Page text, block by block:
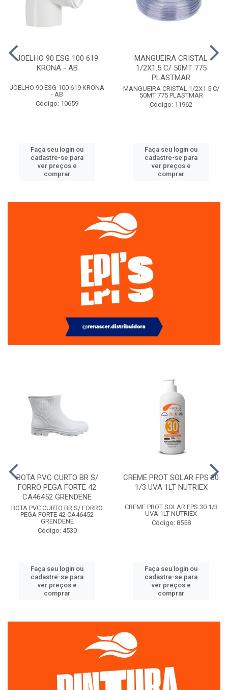
JOELHO 90 ESG 100 619
KRONA - AB
JOELHO 90 ESG 100 619 KRONA
- AB
Código: 10659
Faça seu login ou
cadastre-se para
ver preços e
comprar
MANGUEIRA CRISTAL
1/2X1.5 C/ 50MT 775
PLASTMAR
MANGUEIRA CRISTAL 1/2X1.5 C/
50MT 775 PLASTMAR
Código: 11962
Faça seu login ou
cadastre-se para
ver preços e
comprar
BOTA PVC CURTO BR S/
FORRO PEGA FORTE 42
CA46452 GRENDENE
BOTA PVC CURTO BR S/ FORRO
PEGA FORTE 42 CA46452
GRENDENE
Código: 4530
Faça seu login ou
cadastre-se para
ver preços e
comprar
CREME PROT SOLAR FPS 30
1/3 UVA 1LT NUTRIEX
CREME PROT SOLAR FPS 30 1/3
UVA 1LT NUTRIEX
Código: 8558
Faça seu login ou
cadastre-se para
ver preços e
comprar